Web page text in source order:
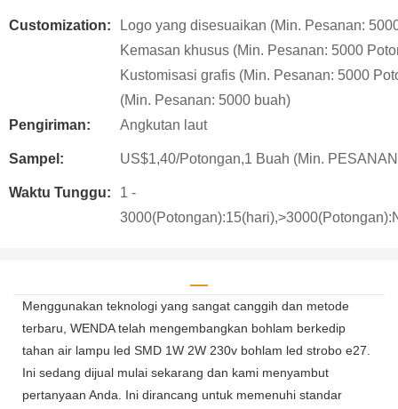
Customization:
Logo yang disesuaikan (Min. Pesanan:
Kemasan khusus (Min. Pesanan: 5000
Kustomisasi grafis (Min. Pesanan: 5000
(Min. Pesanan: 5000 buah)
Pengiriman:
Angkutan laut
Sampel: US$1,40/Potongan,1 Buah (Min.
Waktu Tunggu:
1 -
Menggunakan teknologi yang sangat canggih dan metode
terbaru, WENDA telah mengembangkan bohlam berkedip
tahan air lampu led SMD 1W 2W 230v bohlam led strobo e27.
Ini sedang dijual mulai sekarang dan kami menyambut
pertanyaan Anda. Ini dirancang untuk memenuhi standar